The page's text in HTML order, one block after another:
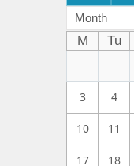
Month
M Tu
3 4
10 11
17 18